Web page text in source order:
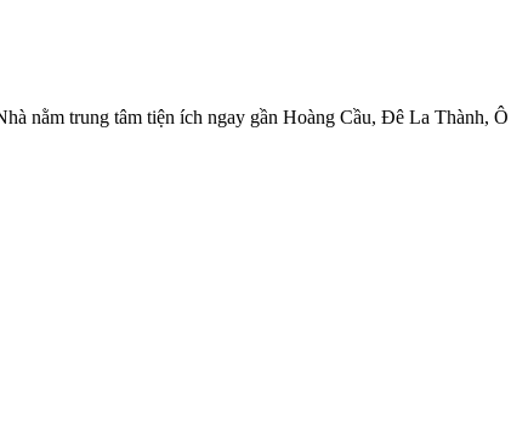
nằm trung tâm tiện ích ngay gần Hoàng Cầu, Đê La Thành,